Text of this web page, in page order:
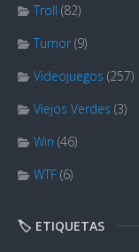
Troll (82)
Tumor (9)
Videojuegos (257)
Viejos Verdes (3)
Win (46)
WTF (6)
🏷️ ETIQUETAS